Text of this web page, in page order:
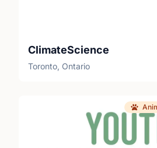
ClimateScience
Toronto, Ontario